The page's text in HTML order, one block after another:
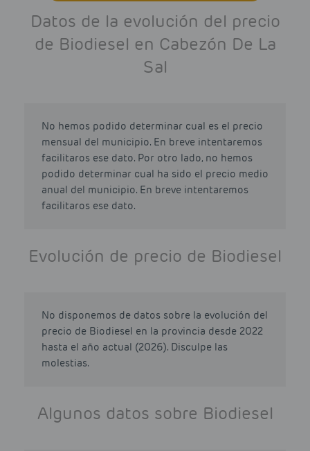
Datos de la evolución del precio
de Biodiesel en Cabezón De La
Sal
No hemos podido determinar cual es el precio
mensual del municipio. En breve intentaremos
facilitaros ese dato. Por otro lado, no hemos
podido determinar cual ha sido el precio medio
anual del municipio. En breve intentaremos
facilitaros ese dato.
Evolución de precio de Biodiesel
No disponemos de datos sobre la evolución del
precio de Biodiesel en la provincia desde 2022
hasta el año actual (2026). Disculpe las
molestias.
Algunos datos sobre Biodiesel